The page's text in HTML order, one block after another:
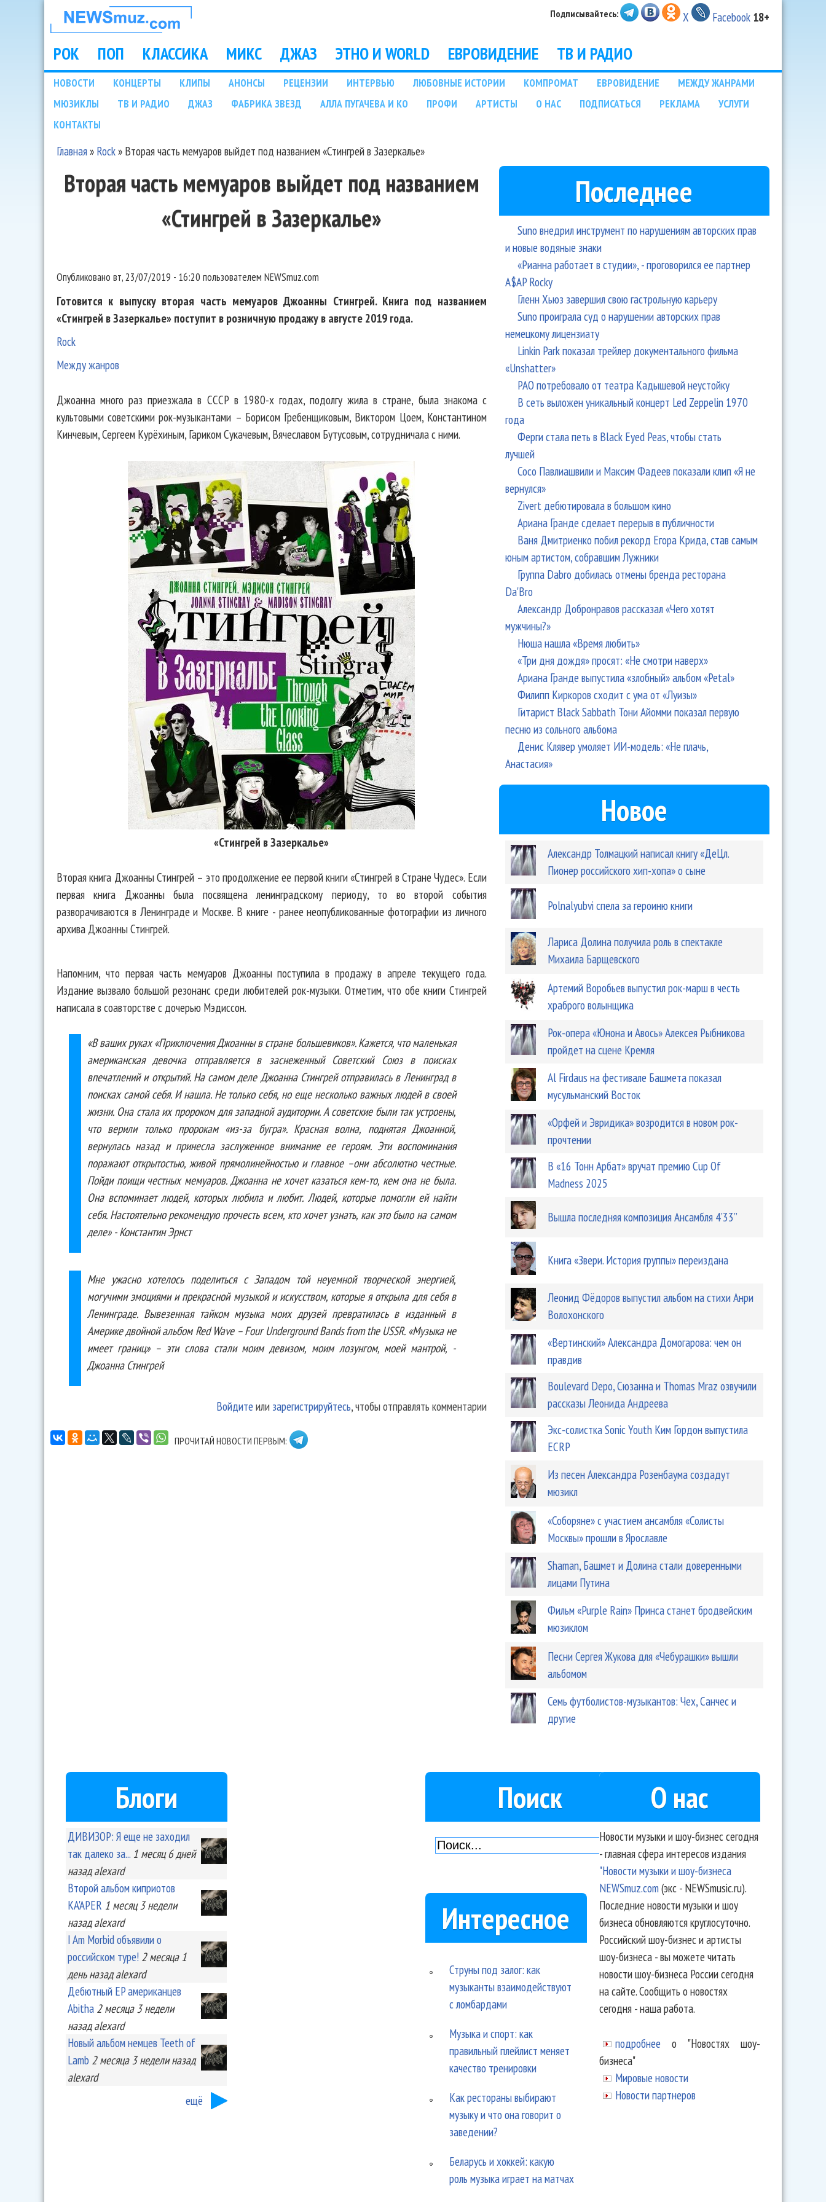
НОВОСТИ
МУЗЫКИ И
ШОУ БИЗНЕСА
NEWSMUZ.COM
Подписывайтесь: X Facebook 18+
Main menu
РОК ПОП КЛАССИКА МИКС ДЖАЗ ЭТНО И WORLD ЕВРОВИДЕНИЕ ТВ И РАДИО
Подразделы
НОВОСТИ КОНЦЕРТЫ КЛИПЫ АНОНСЫ РЕЦЕНЗИИ ИНТЕРВЬЮ ЛЮБОВНЫЕ ИСТОРИИ КОМПРОМАТ ЕВРОВИДЕНИЕ
МЕЖДУ ЖАНРАМИ
МЮЗИКЛЫ
ТВ И РАДИО ДЖАЗ ФАБРИКА ЗВЕЗД АЛЛА ПУГАЧЕВА И КО ПРОФИ АРТИСТЫ О НАС ПОДПИСАТЬСЯ РЕКЛАМА
УСЛУГИ
КОНТАКТЫ
Главная» Rock» Вторая часть мемуаров выйдет под названием «Стингрей в Зазеркалье»
Вторая часть мемуаров выйдет под названием
«Стингрей в Зазеркалье»
Опубликовано вт, 23/07/2019 - 16:20 пользователем NEWSmuz.com
Готовится к выпуску вторая часть мемуаров Джоанны Стингрей. Книга под названием
«Стингрей в Зазеркалье» поступит в розничную продажу в августе 2019 года.
Rock
Между жанров
Джоанна много раз приезжала в СССР в 1980-х годах, подолгу жила в стране, была знакома с
культовыми советскими рок-музыкантами – Борисом Гребенщиковым, Виктором Цоем, Константином
Кинчевым, Сергеем Курёхиным, Гариком Сукачевым, Вячеславом Бутусовым, сотрудничала с ними.
«Стингрей в Зазеркалье»
Вторая книга Джоанны Стингрей – это продолжение ее первой книги «Стингрей в Стране Чудес». Если
первая книга Джоанны была посвящена ленинградскому периоду, то во второй события
разворачиваются в Ленинграде и Москве. В книге - ранее неопубликованные фотографии из личного
архива Джоанны Стингрей.
Напомним, что первая часть мемуаров Джоанны поступила в продажу в апреле текущего года.
Издание вызвало большой резонанс среди любителей рок-музыки. Отметим, что обе книги Стингрей
написала в соавторстве с дочерью Мэдиссон.
«В ваших руках «Приключения Джоанны в стране большевиков». Кажется, что маленькая
американская девочка отправляется в заснеженный Советский Союз в поисках
впечатлений и открытий. На самом деле Джоанна Стингрей отправилась в Ленинград в
поисках самой себя. И нашла. Не только себя, но еще несколько важных людей в своей
жизни. Она стала их пророком для западной аудитории. А советские были так устроены,
что верили только пророкам «из-за бугра». Красная волна, поднятая Джоанной,
вернулась назад и принесла заслуженное внимание ее героям. Эти воспоминания
поражают открытостью, живой прямолинейностью и главное –они абсолютно честные.
Пойди поищи честных мемуаров. Джоанна не хочет казаться кем-то, кем она не была.
Она вспоминает людей, которых любила и любит. Людей, которые помогли ей найти
себя. Настоятельно рекомендую прочесть всем, кто хочет узнать, как это было на самом
деле» - Константин Эрнст
Мне ужасно хотелось поделиться с Западом той неуемной творческой энергией,
могучими эмоциями и прекрасной музыкой и искусством, которые я открыла для себя в
Ленинграде. Вывезенная тайком музыка моих друзей превратилась в изданный в
Америке двойной альбом Red Wave – Four Underground Bands from the USSR. «Музыка не
имеет границ» – эти слова стали моим девизом, моим лозунгом, моей мантрой, -
Джоанна Стингрей
Войдите или зарегистрируйтесь, чтобы отправлять комментарии
ПРОЧИТАЙ НОВОСТИ ПЕРВЫМ:
Последнее
Suno внедрил инструмент по нарушениям авторских прав
и новые водяные знаки
«Рианна работает в студии», - проговорился ее партнер
A$AP Rocky
Гленн Хьюз завершил свою гастрольную карьеру
Suno проиграла суд о нарушении авторских прав
немецкому лицензиату
Linkin Park показал трейлер документального фильма
«Unshatter»
РАО потребовало от театра Кадышевой неустойку
В сеть выложен уникальный концерт Led Zeppelin 1970
года
Ферги стала петь в Black Eyed Peas, чтобы стать
лучшей
Сосо Павлиашвили и Максим Фадеев показали клип «Я не
вернулся»
Zivert дебютировала в большом кино
Ариана Гранде сделает перерыв в публичности
Ваня Дмитриенко побил рекорд Егора Крида, став самым
юным артистом, собравшим Лужники
Группа Dabro добилась отмены бренда ресторана
Da'Bro
Александр Добронравов рассказал «Чего хотят
мужчины?»
Нюша нашла «Время любить»
«Три дня дождя» просят: «Не смотри наверх»
Ариана Гранде выпустила «злобный» альбом «Petal»
Филипп Киркоров сходит с ума от «Луизы»
Гитарист Black Sabbath Тони Айомми показал первую
песню из сольного альбома
Денис Клявер умоляет ИИ-модель: «Не плачь,
Анастасия»
Новое
Александр Толмацкий написал книгу «ДеЦл.
Пионер российского хип-хопа» о сыне
Polnalyubvi спела за героиню книги
Лариса Долина получила роль в спектакле
Михаила Барщевского
Артемий Воробьев выпустил рок-марш в честь
храброго волынщика
Рок-опера «Юнона и Авось» Алексея Рыбникова
пройдет на сцене Кремля
Аl Firdaus на фестивале Башмета показал
мусульманский Восток
«Орфей и Эвридика» возродится в новом рок-
прочтении
В «16 Тонн Арбат» вручат премию Cup Of
Madness 2025
Вышла последняя композиция Ансамбля 4’33’’
Книга «Звери. История группы» переиздана
Леонид Фёдоров выпустил альбом на стихи Анри
Волохонского
«Вертинский» Александра Домогарова: чем он
правдив
Boulevard Depo, Сюзанна и Thomas Mraz озвучили
рассказы Леонида Андреева
Экс-солистка Sonic Youth Ким Гордон выпустила
ECRP
Из песен Александра Розенбаума создадут
мюзикл
«Соборяне» с участием ансамбля «Солисты
Москвы» прошли в Ярославле
Shaman, Башмет и Долина стали доверенными
лицами Путина
Фильм «Purple Rain» Принса станет бродвейским
мюзиклом
Песни Сергея Жукова для «Чебурашки» вышли
альбомом
Семь футболистов-музыкантов: Чех, Санчес и
другие
Блоги
ДИВИЗОР: Я еще не заходил
так далеко за... 1 месяц 6 дней
назад alexard
Второй альбом киприотов
KA'APER 1 месяц 3 недели
назад alexard
I Am Morbid объявили о
российском туре! 2 месяца 1
деньназад alexard
Дебютный EP американцев
Abitha 2 месяца 3 недели
назад alexard
Новый альбом немцев Teeth of
Lamb 2 месяца 3 неделиназад
alexard
ещё
Поиск
Интересное
Струны под залог: как
музыканты взаимодействуют
с ломбардами
Музыка и спорт: как
правильный плейлист меняет
качество тренировки
Как рестораны выбирают
музыку и что она говорит о
заведении?
Беларусь и хоккей: какую
роль музыка играет на матчах
О нас
Новости музыки и шоу-бизнес сегодня
- главная сфера интересов издания
"Новости музыки и шоу-бизнеса
NEWSmuz.com(экс - NEWSmusic.ru).
Последние новости музыки и шоу
бизнеса обновляются круглосуточно.
Российский шоу-бизнес и артисты
шоу-бизнеса - вы можете читать
новости шоу-бизнеса России сегодня
на сайте. Сообщить о новостях
сегодня - наша работа.
подробнее о "Новостях шоу-
бизнеса"
Мировые новости
Новости партнеров